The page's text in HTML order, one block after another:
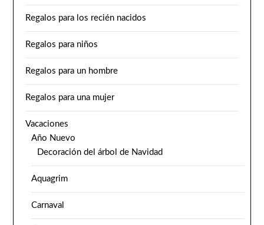
Regalos para los recién nacidos
Regalos para niños
Regalos para un hombre
Regalos para una mujer
Vacaciones
Año Nuevo
Decoración del árbol de Navidad
Aquagrim
Carnaval